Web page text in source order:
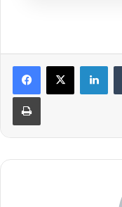
Imprimir